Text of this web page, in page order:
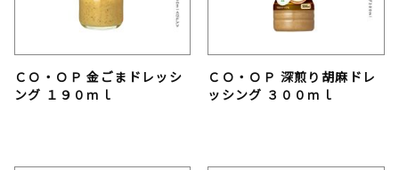
ＣＯ・ＯＰ 金ごまドレッシ
ング １９０ｍｌ
ＣＯ・ＯＰ 深煎り胡麻ドレ
ッシング ３００ｍｌ